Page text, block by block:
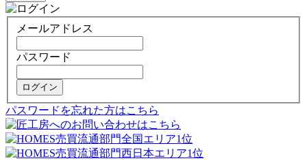
メールアドレス
パスワード
ログイン
パスワードを忘れた方はこちら